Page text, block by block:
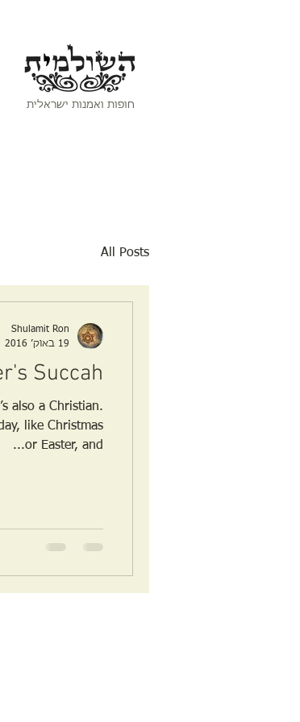
חופות ואמנות ישראלית
All Posts
Succah
also a Christian.
like Christmas
or Easter, and...
Shulamit Ron
19 באוק׳ 2016